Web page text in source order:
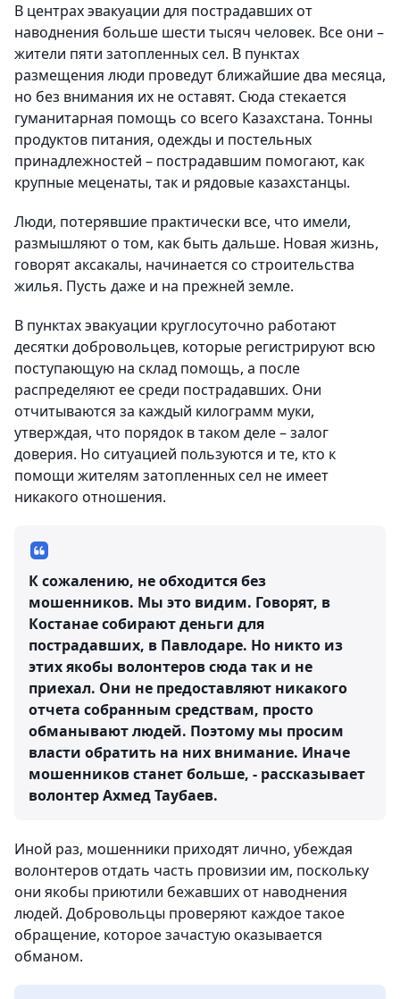
В центрах эвакуации для пострадавших от
наводнения больше шести тысяч человек. Все они –
жители пяти затопленных сел. В пунктах
размещения люди проведут ближайшие два месяца,
но без внимания их не оставят. Сюда стекается
гуманитарная помощь со всего Казахстана. Тонны
продуктов питания, одежды и постельных
принадлежностей – пострадавшим помогают, как
крупные меценаты, так и рядовые казахстанцы.
Люди, потерявшие практически все, что имели,
размышляют о том, как быть дальше. Новая жизнь,
говорят аксакалы, начинается со строительства
жилья. Пусть даже и на прежней земле.
В пунктах эвакуации круглосуточно работают
десятки добровольцев, которые регистрируют всю
поступающую на склад помощь, а после
распределяют ее среди пострадавших. Они
отчитываются за каждый килограмм муки,
утверждая, что порядок в таком деле – залог
доверия. Но ситуацией пользуются и те, кто к
помощи жителям затопленных сел не имеет
никакого отношения.
К сожалению, не обходится без
мошенников. Мы это видим. Говорят, в
Костанае собирают деньги для
пострадавших, в Павлодаре. Но никто из
этих якобы волонтеров сюда так и не
приехал. Они не предоставляют никакого
отчета собранным средствам, просто
обманывают людей. Поэтому мы просим
власти обратить на них внимание. Иначе
мошенников станет больше, - рассказывает
волонтер Ахмед Таубаев.
Иной раз, мошенники приходят лично, убеждая
волонтеров отдать часть провизии им, поскольку
они якобы приютили бежавших от наводнения
людей. Добровольцы проверяют каждое такое
обращение, которое зачастую оказывается
обманом.